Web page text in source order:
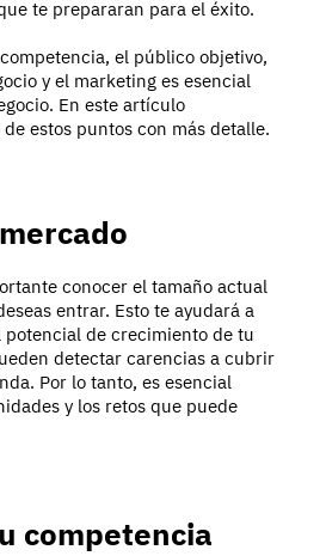
te prepararan para el éxito.
el público objetivo,
y el marketing es esencial
En este artículo
estos puntos con más detalle.
conocer el tamaño actual
entrar. Esto te ayudará a
potencial de crecimiento de tu
detectar carencias a cubrir
Por lo tanto, es esencial
y los retos que puede
competencia